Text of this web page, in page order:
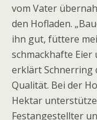
vom Vater
den Hofladen.
ihn gut, füttere
schmack­hafte Eier
erklärt Schnerring
Qualität. Bei der
Hektar
Festangestellter